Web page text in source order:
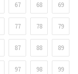
67 68 69
77 78 79
87 88 89
97 98 99